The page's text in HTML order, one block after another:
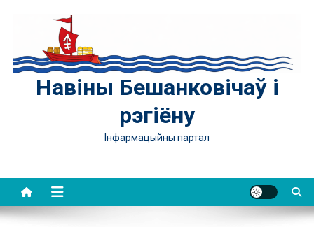
Навіны Бешанковічаў і
рэгіёну
Інфармацыйны партал